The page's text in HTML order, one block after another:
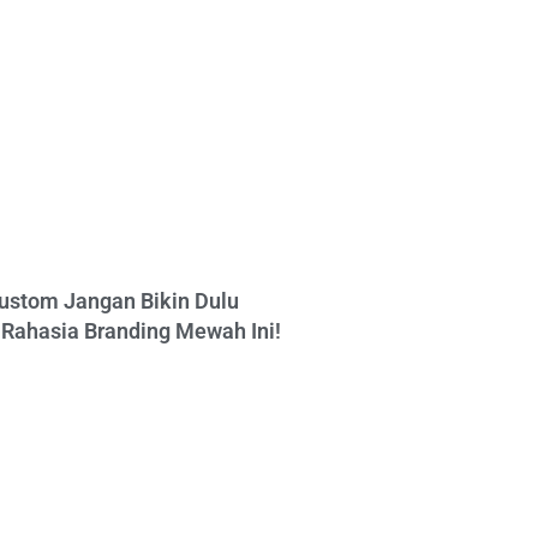
Jangan Bikin Dulu
Branding Mewah Ini!